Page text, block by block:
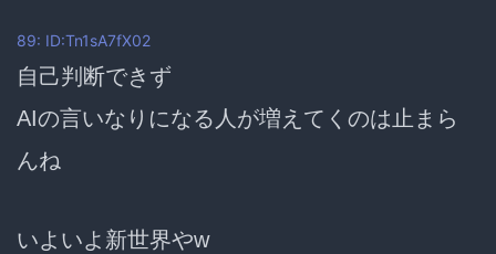
89: ID:Tn1sA7fX02
自己判断できず
AIの言いなりになる人が増えてくのは止まら
んね
いよいよ新世界やw